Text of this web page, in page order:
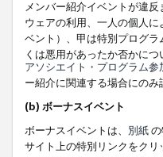
メンバー紹介イベントが違
ウェアの利用、一人の個人
ベント）、甲は特別プログ
くは悪用があったか否かにつ
アソシエイト・プログラム参
ー紹介に関連する場合にのみ
(b) ボーナスイベント
ボーナスイベントは、 別紙
サイト上の特別リンクをク